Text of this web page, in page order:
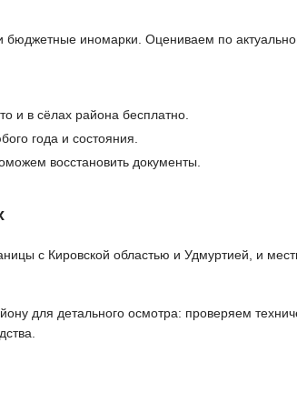
бюджетные иномарки. Оцениваем по
и в сёлах района бесплатно.
года и состояния.
восстановить документы.
с Кировской областью и Удмуртией, и
для детального осмотра: проверяем